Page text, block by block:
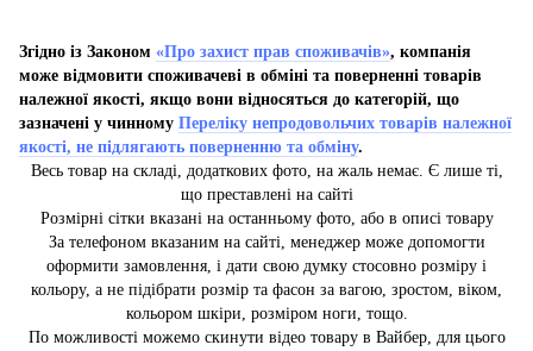
Згідно із Законом «Про захист прав споживачів», компанія
може відмовити споживачеві в обміні та поверненні товарів
належної якості, якщо вони відносяться до категорій, що
зазначені у чинному Переліку непродовольчих товарів належної
якості, не підлягають поверненню та обміну.
Весь товар на складі, додаткових фото, на жаль немає. Є лише ті,
що преставлені на сайті
Розмірні сітки вказані на останньому фото, або в описі товару
За телефоном вказаним на сайті, менеджер може допомогти
оформити замовлення, і дати свою думку стосовно розміру і
кольору, а не підібрати розмір та фасон за вагою, зростом, віком,
кольором шкіри, розміром ноги, тощо.
По можливості можемо скинути відео товару в Вайбер, для цього